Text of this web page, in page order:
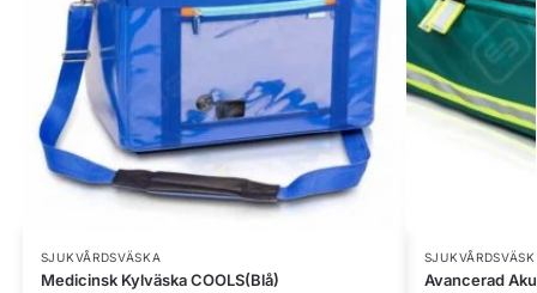
SJUKVÅRDSVÄSKA
Medicinsk Kylväska COOLS(Blå) Avancerad